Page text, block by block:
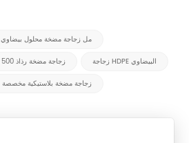
500 مل زجاجة مضخة محلول بيضاوي
زجاجة مضخة رذاذ 500 مل
زجاجة HDPE البيضاوي
زجاجة مضخة بلاستيكية مخصصة